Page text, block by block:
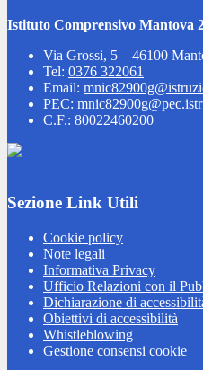
Istituto Comprensivo Mantova
Via Grossi, 5 – 46100
Tel: 0376 322061
Email:
PEC:
C.F.: 80022460200
Sezione Link Utili
Cookie policy
Note legali
Informativa Privacy
Ufficio Relazioni con il
Dichiarazione di
Obiettivi di accessibilità
Whistleblowing
Gestione consensi cookie